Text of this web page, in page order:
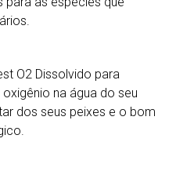
O2 Dissolvido para
na água do seu
dos seus peixes e o bom